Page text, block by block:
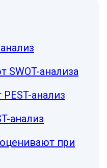
SWOT-анализа
анализ
анализ
при